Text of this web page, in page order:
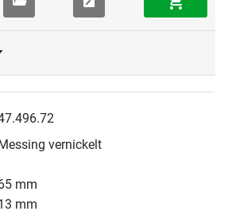
vernickelt
mm
mm